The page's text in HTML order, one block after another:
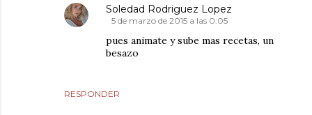
RESPONDER
Soledad Rodriguez Lopez
5 de marzo de 2015 a las 0:05
pues animate y sube mas recetas, un
besazo